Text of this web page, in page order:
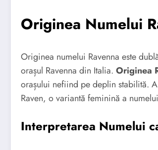
Originea Numelui
Originea numelui Ravenna este
orașul Ravenna din Italia. Originea
orașului nefiind pe deplin stabilită.
Raven, o variantă feminină a
Interpretarea Numelui